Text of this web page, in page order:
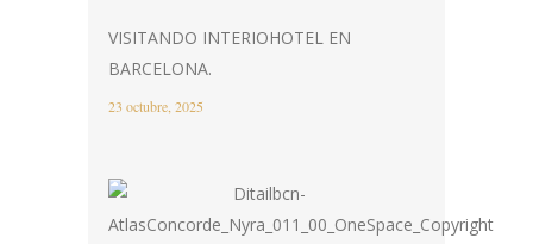
VISITANDO INTERIOHOTEL EN
BARCELONA.
23 octubre, 2025